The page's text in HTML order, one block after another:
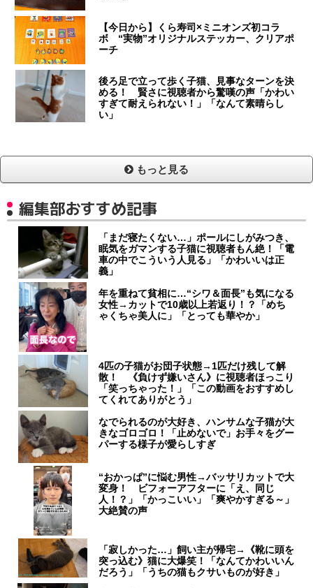
【今日から】くら寿司×ミニオンズ初コラ
ボ “実物”オリジナルステッカー、クリアポ
ーチ
後ろ足で立って歩く子猫、見事なターンを決
める！ 賢さに視聴者から驚嘆の声「かわい
すぎて耐えられない！」「なんて素晴らし
い」
もっと見る
編集部おすすめ記事
「まだ寝たくない…」ポールにしがみつき、
眠気をガマンする子猫に視聴者もん絶！「電
車の中でこういう人見る」「かわいいは正
義」
年を重ねて貧相に…“シワ＆面長”も気になる
女性→カットで10歳以上若返り！？「めち
ゃくちゃ美人に」「とっても華やか」
4匹の子猫がお団子状態→1匹だけ残して解
散！ 《負けず嫌いさん》に視聴者ほっこり
「笑っちゃった！」「この動画をおすすめし
てくれてありがとう」
なでられるのが大好き、ハンサムな子猫が大
きなゴロゴロ！「止めないで」お手々をグー
パーする様子が愛らしすぎ
“おかっぱ”に悩む男性→バッサリカットで大
変身！ ビフォーアフターに「え、同じ
人！？」「かっこいい」「爽やかすぎる～」
大絶賛の声
「寂しかった…」飼い主が帰宅→《靴に頭を
突っ込む》猫に大爆笑！「なんてかわいいん
だろう」「うちの猫もクサいものが好き」